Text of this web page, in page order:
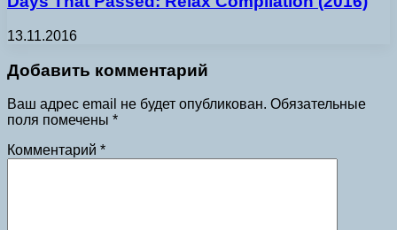
13.11.2016
Добавить комментарий
Ваш адрес email не будет опубликован. Обязательные
поля помечены *
Комментарий *